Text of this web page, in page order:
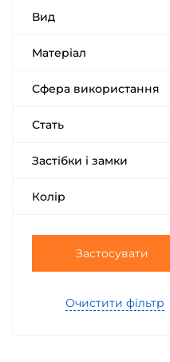
Вид
Матеріал
Сфера використання
Стать
Застібки і замки
Колір
Застосувати
Очистити фільтр